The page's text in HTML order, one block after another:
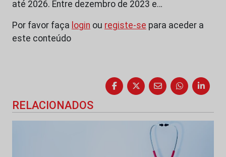
até 2026. Entre dezembro de 2023 e…
Por favor faça login ou registe-se para aceder a
este conteúdo
RELACIONADOS